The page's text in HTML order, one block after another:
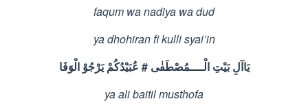
faqum wa nadiya wa dud
ya dhohiran fi kulli syai’in
يَاآلِ بَيْتِ الْــــمُصْطَفٰى # عُبَيْدُكُمْ يَرْجُوْ الْوَفَا
ya ali baitil musthofa